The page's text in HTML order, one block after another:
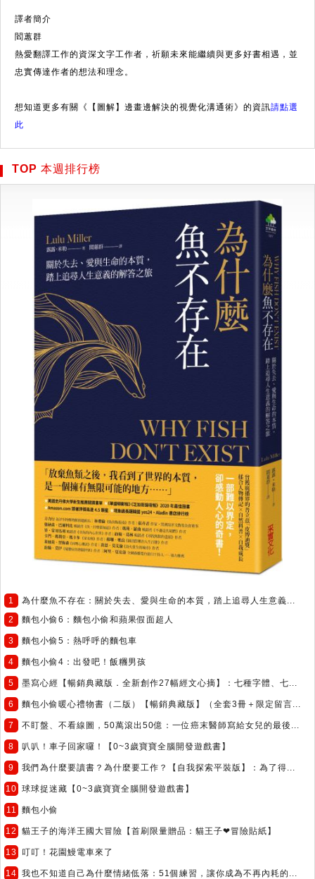
譯者簡介
閻蕙群
熱愛翻譯工作的資深文字工作者，祈願未來能繼續與更多好書相遇，並
忠實傳達作者的想法和理念。
想知道更多有關《【圖解】邊畫邊解決的視覺化溝通術》的資訊請點選
此
TOP 本週排行榜
1
為什麼魚不存在：關於失去、愛與生命的本質，踏上追尋人生意義...
2
麵包小偷6：麵包小偷和蘋果假面超人
3 麵包小偷5：熱呼呼的麵包車
4 麵包小偷4：出發吧！飯糰男孩
5 墨寫心經【暢銷典藏版．全新創作27幅經文心摘】：七種字體、七...
6 麵包小偷暖心禮物書（二版）【暢銷典藏版】（全套3冊＋限定留言...
7 不盯盤、不看線圖，50萬滾出50億：一位癌末醫師寫給女兒的最後...
8 叭叭！車子回家囉！【0~3歲寶寶全腦開發遊戲書】
9 我們為什麼要讀書？為什麼要工作？【自我探索平裝版】：為了得...
10 球球捉迷藏【0~3歲寶寶全腦開發遊戲書】
11 麵包小偷
12 貓王子的海洋王國大冒險【首刷限量贈品：貓王子❤冒險貼紙】
13 叮叮！花園鰻電車來了
14 我也不知道自己為什麼情緒低落：51個練習，讓你成為不再內耗的...